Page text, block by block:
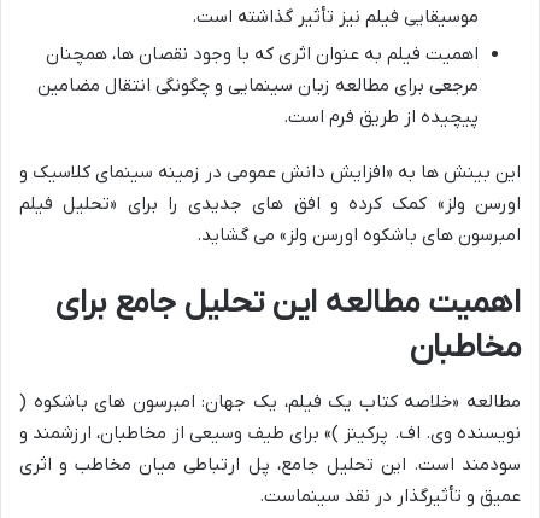
موسیقایی فیلم نیز تأثیر گذاشته است.
اهمیت فیلم به عنوان اثری که با وجود نقصان ها، همچنان
مرجعی برای مطالعه زبان سینمایی و چگونگی انتقال مضامین
پیچیده از طریق فرم است.
این بینش ها به «افزایش دانش عمومی در زمینه سینمای کلاسیک و
اورسن ولز» کمک کرده و افق های جدیدی را برای «تحلیل فیلم
امبرسون های باشکوه اورسن ولز» می گشاید.
اهمیت مطالعه این تحلیل جامع برای
مخاطبان
مطالعه «خلاصه کتاب یک فیلم، یک جهان: امبرسون های باشکوه (
نویسنده وی. اف. پرکینز )» برای طیف وسیعی از مخاطبان، ارزشمند و
سودمند است. این تحلیل جامع، پل ارتباطی میان مخاطب و اثری
عمیق و تأثیرگذار در نقد سینماست.